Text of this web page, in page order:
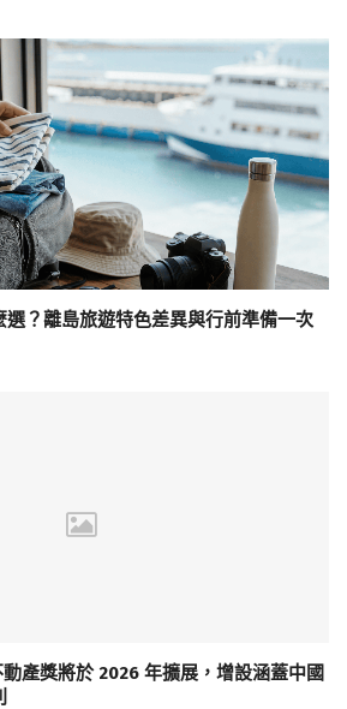
？離島旅遊特色差異與行前準備一次
產獎將於 2026 年擴展，增設涵蓋中國